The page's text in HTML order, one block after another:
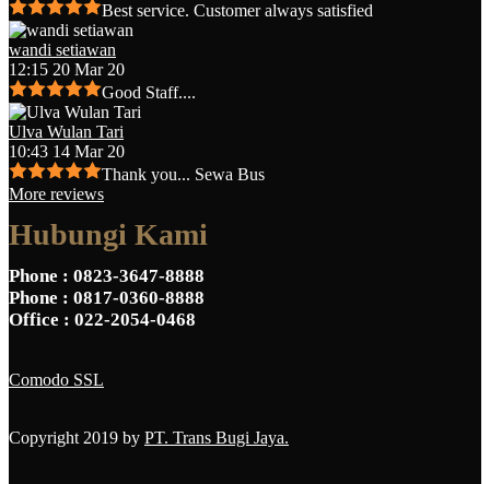
Best service. Customer always satisfied
wandi setiawan
12:15 20 Mar 20
Good Staff....
Ulva Wulan Tari
10:43 14 Mar 20
Thank you... Sewa Bus
More reviews
Hubungi Kami
Phone : 0823-3647-8888
Phone : 0817-0360-8888
Office : 022-2054-0468
Comodo SSL
Copyright 2019 by PT. Trans Bugi Jaya.